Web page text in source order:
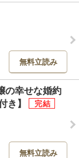
無料立読み
の幸せな婚約
き】
無料立読み